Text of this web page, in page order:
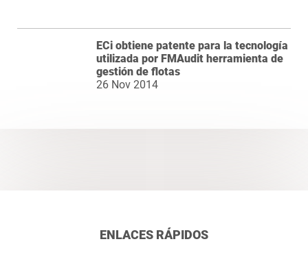
ECi obtiene patente para la tecnología
utilizada por FMAudit herramienta de
gestión de flotas
26 Nov 2014
ENLACES RÁPIDOS